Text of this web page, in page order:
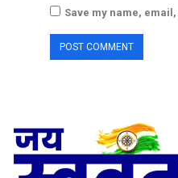
Save my name,